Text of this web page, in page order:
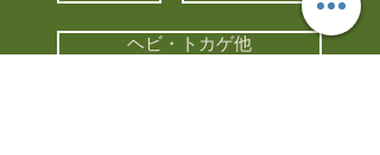
ヘビ・トカゲ他